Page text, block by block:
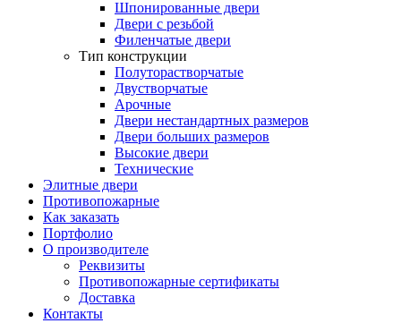
Шпонированные двери
Двери с резьбой
Филенчатые двери
Тип конструкции
Полуторастворчатые
Двустворчатые
Арочные
Двери нестандартных размеров
Двери больших размеров
Высокие двери
Технические
Элитные двери
Противопожарные
Как заказать
Портфолио
О производителе
Реквизиты
Противопожарные сертификаты
Доставка
Контакты